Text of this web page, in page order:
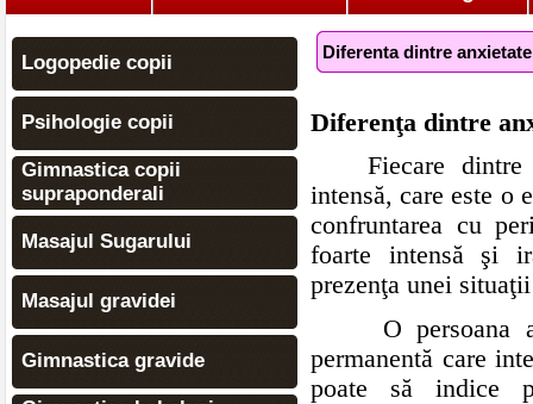
Logopedie copii
Psihologie copii
Gimnastica copii
supraponderali
Masajul Sugarului
Masajul gravidei
Gimnastica gravide
Diferenta dintre
Diferenţa dintre
Fiecare
intensă, care este o
confruntarea cu
foarte intensă şi
prezenţa unei
O persoana
permanentă care
poate să indice